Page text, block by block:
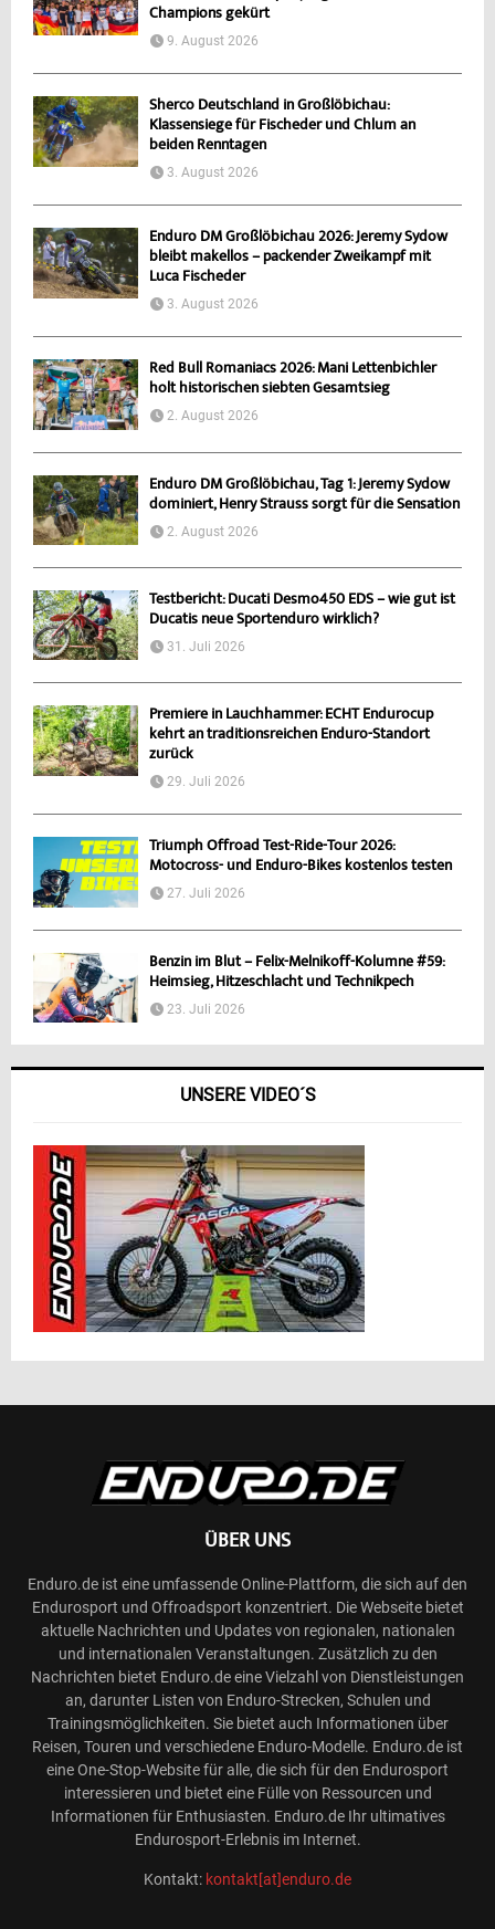
Champions gekürt
9. August 2026
Sherco Deutschland in Großlöbichau:
Klassensiege für Fischeder und Chlum an
beiden Renntagen
3. August 2026
Enduro DM Großlöbichau 2026: Jeremy Sydow
bleibt makellos – packender Zweikampf mit
Luca Fischeder
3. August 2026
Red Bull Romaniacs 2026: Mani Lettenbichler
holt historischen siebten Gesamtsieg
2. August 2026
Enduro DM Großlöbichau, Tag 1: Jeremy Sydow
dominiert, Henry Strauss sorgt für die Sensation
2. August 2026
Testbericht: Ducati Desmo450 EDS – wie gut ist
Ducatis neue Sportenduro wirklich?
31. Juli 2026
Premiere in Lauchhammer: ECHT Endurocup
kehrt an traditionsreichen Enduro-Standort
zurück
29. Juli 2026
Triumph Offroad Test-Ride-Tour 2026:
Motocross- und Enduro-Bikes kostenlos testen
27. Juli 2026
Benzin im Blut – Felix-Melnikoff-Kolumne #59:
Heimsieg, Hitzeschlacht und Technikpech
23. Juli 2026
UNSERE VIDEO´S
ÜBER UNS
Enduro.de ist eine umfassende Online-Plattform, die sich auf den
Endurosport und Offroadsport konzentriert. Die Webseite bietet
aktuelle Nachrichten und Updates von regionalen, nationalen
und internationalen Veranstaltungen. Zusätzlich zu den
Nachrichten bietet Enduro.de eine Vielzahl von Dienstleistungen
an, darunter Listen von Enduro-Strecken, Schulen und
Trainingsmöglichkeiten. Sie bietet auch Informationen über
Reisen, Touren und verschiedene Enduro-Modelle. Enduro.de ist
eine One-Stop-Website für alle, die sich für den Endurosport
interessieren und bietet eine Fülle von Ressourcen und
Informationen für Enthusiasten. Enduro.de Ihr ultimatives
Endurosport-Erlebnis im Internet.
Kontakt: kontakt[at]enduro.de